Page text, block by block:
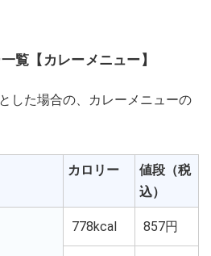
覧【カレーメニュー】
した場合の、カレーメニューの
カロリー
値段（税
込）
778kcal 857円